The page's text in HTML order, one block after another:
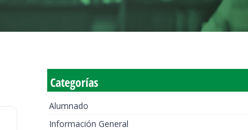
Categorías
Alumnado
Información General